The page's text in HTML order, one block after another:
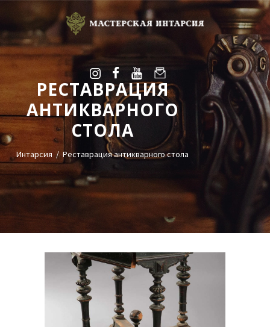
РЕСТАВРАЦИЯ
АНТИКВАРНОГО
СТОЛА
Интарсия Реставрация антикварного стола
УСЛУГИ
ГАЛЕРЕЯ
ОЦЕНКА
О НАС
БЛОГ
КОНТАКТЫ
+38(068)95-45-535
Telegram